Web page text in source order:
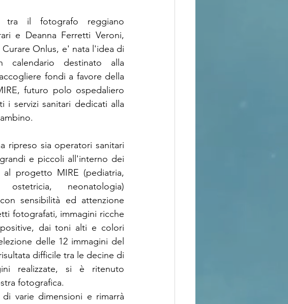
tra il fotografo reggiano
e Deanna Ferretti Veroni,
Onlus, e' nata l'idea di
calendario destinato alla
fondi a favore della
futuro polo ospedaliero
i servizi sanitari dedicati alla
ripreso sia operatori sanitari
e piccoli all'interno dei
al progetto MIRE (pediatria,
ostetricia, neonatologia)
sensibilità ed attenzione
fotografati, immagini ricche
dai toni alti e colori
delle 12 immagini del
difficile tra le decine di
realizzate, si è ritenuto
fotografica.
varie dimensioni e rimarrà